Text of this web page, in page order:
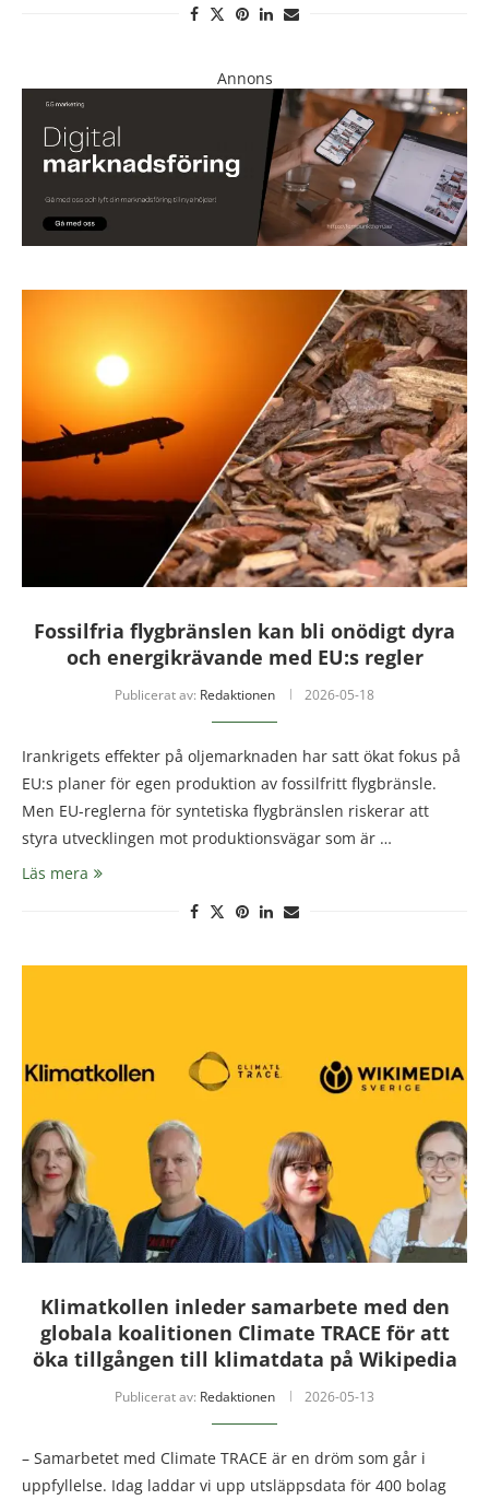
Annons
Fossilfria flygbränslen kan bli onödigt dyra
och energikrävande med EU:s regler
Publicerat av: Redaktionen 2026-05-18
Irankrigets effekter på oljemarknaden har satt ökat fokus på
EU:s planer för egen produktion av fossilfritt flygbränsle.
Men EU-reglerna för syntetiska flygbränslen riskerar att
styra utvecklingen mot produktionsvägar som är …
Läs mera
Klimatkollen inleder samarbete med den
globala koalitionen Climate TRACE för att
öka tillgången till klimatdata på Wikipedia
Publicerat av: Redaktionen 2026-05-13
– Samarbetet med Climate TRACE är en dröm som går i
uppfyllelse. Idag laddar vi upp utsläppsdata för 400 bolag